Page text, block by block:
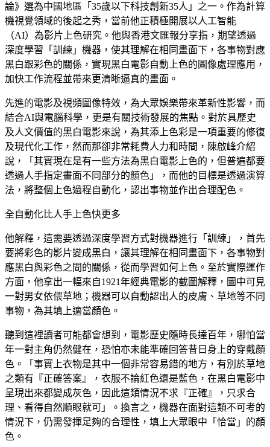
論》選為中國地區「35歲以下科技創新35人」之一。作為計算
機視覺領域的後起之秀，當前他正積極開展以人工智能
（AI）為影片上色研究。他與香港文匯報分享指，期望透過
深度學習「訓練」機器，使其理解在相同畫面下，各事物對應
黑白跟彩色的關係，實現黑白電影自動上色的圖像處理應用，
加快工作流程並帶來更清晰逼真的畫面。
先進的電影及視頻圖像特效，為大眾娛樂帶來革新性影響，而
結合AI與電腦科學，更是有關技術發展的焦點。對於具歷史
及人文價值的黑白電影來說，為其添上色彩是一項重要的修復
及現代化工作，然而那卻非常耗費人力和時間，陳啟峰介紹
說，「其實現在是有一些方法為黑白電影上色的，但普遍都要
透過人手指定畫面不同部分的顏色」，而他的目標是透過演算
法，將整個上色過程自動化，認出事物並作出合理配色。
全自動化比人手上色快更多
他解釋，這需要透過深度學習方式對機器進行「訓練」，首先
要將彩色的影片變成黑白，讓其理解在相同畫面下，各事物對
應黑白與彩色之間的關係，從而學習如何上色。至於實際運作
方面，他拿出一幅來自1921年經典電影的截圖解釋，圖中可見
一對男女依偎草地；機器可以自動認出人的皮膚、草地等不同
事物，為其填上適當顏色。
聽到這裡讀者可能都會想到，電影歷史隨時長達百年，哪怕當
年一對主角仍然健在，恐怕亦未能準確回答昔日身上的穿戴顏
色。「事實上衣物是其中一個非常容易錯的地方，有別於草地
之類有『正確答案』，衣服不論紅色還是藍色，在黑白電影中
呈現出來都變成灰色，因此這類情況不求『正確』，只求合
理、看得自然順眼就可」。換言之，機器在面對這類不可考的
情況下，仍需發揮足夠的合理性，填上大眾眼中「恰當」的顏
色。